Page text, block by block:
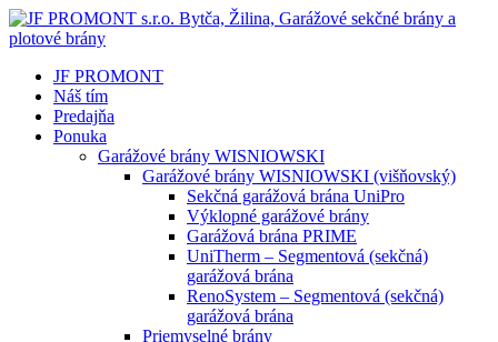
JF PROMONT
Náš tím
Predajňa
Ponuka
Garážové brány WISNIOWSKI
Garážové brány WISNIOWSKI (višňovský)
Sekčná garážová brána UniPro
Výklopné garážové brány
Garážová brána PRIME
UniTherm – Segmentová (sekčná)
garážová brána
RenoSystem – Segmentová (sekčná)
garážová brána
Priemyselné brány